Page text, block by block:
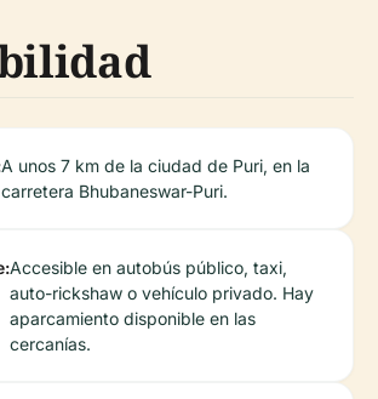
A unos 7 km de la ciudad de Puri, en la
carretera Bhubaneswar-Puri.
Accesible en autobús público, taxi,
auto-rickshaw o vehículo privado. Hay
aparcamiento disponible en las
cercanías.